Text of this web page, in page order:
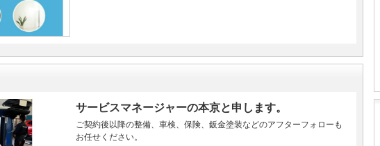
サービスマネージャーの本京と申します。
ご契約後以降の整備、車検、保険、鈑金塗装などのアフターフォローも
お任せください。